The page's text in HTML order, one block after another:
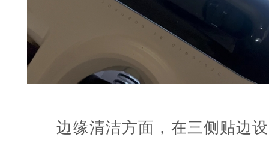
边缘清洁方面，在三侧贴边设